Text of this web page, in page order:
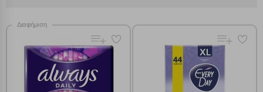
Διαφήμιση